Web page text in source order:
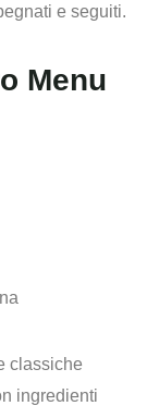
e seguiti.
Menu
classiche
ingredienti